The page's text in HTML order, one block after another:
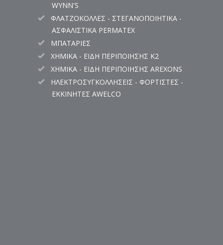
WYNN'S
ΦΛΑΤΖΟΚΟΛΛΕΣ - ΣΤΕΓΑΝΟΠΟΙΗΤΙΚΑ -
ΑΣΦΑΛΙΣΤΙΚΑ PERMATEX
ΜΠΑΤΑΡΙΕΣ
ΧΗΜΙΚΑ - ΕΙΔΗ ΠΕΡΙΠΟΙΗΣΗΣ K2
ΧΗΜΙΚΑ - ΕΙΔΗ ΠΕΡΙΠΟΙΗΣΗΣ AREXONS
ΗΛΕΚΤΡΟΣΥΓΚΟΛΛΗΣΕΙΣ - ΦΟΡΤΙΣΤΕΣ -
ΕΚΚΙΝΗΤΕΣ AWELCO